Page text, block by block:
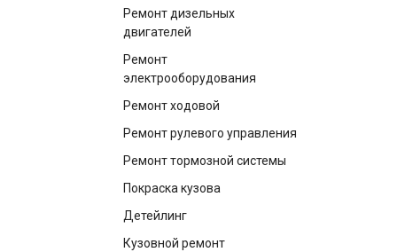
Ремонт дизельных
двигателей
Ремонт
электрооборудования
Ремонт ходовой
Ремонт рулевого управления
Ремонт тормозной системы
Покраска кузова
Детейлинг
Кузовной ремонт